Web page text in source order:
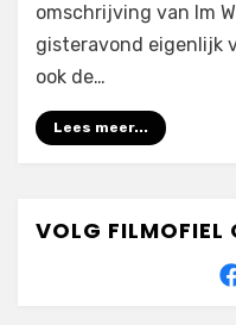
omschrijving van Im
gisteravond eigenlijk
ook de…
Lees meer...
VOLG FILMOFIEL